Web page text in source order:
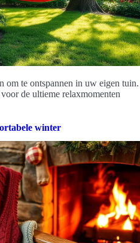
om te ontspannen in uw eigen tuin.
de ultieme relaxmomenten
winter